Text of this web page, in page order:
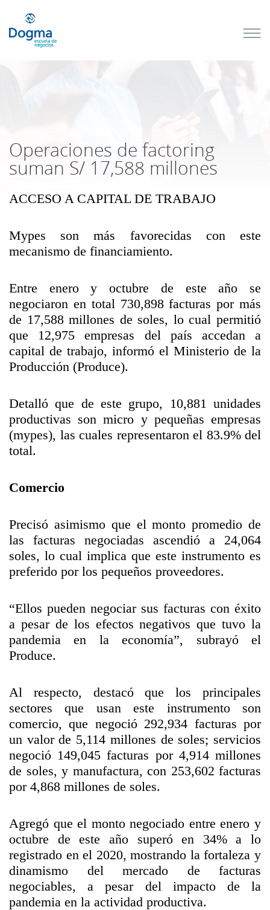
Operaciones de factoring
suman S/ 17,588 millones
ACCESO A CAPITAL DE TRABAJO
Mypes son más favorecidas con este
mecanismo de financiamiento.
Entre enero y octubre de este año se
negociaron en total 730,898 facturas por más
de 17,588 millones de soles, lo cual permitió
que 12,975 empresas del país accedan a
capital de trabajo, informó el Ministerio de la
Producción (Produce).
Detalló que de este grupo, 10,881 unidades
productivas son micro y pequeñas empresas
(mypes), las cuales representaron el 83.9% del
total.
Comercio
Precisó asimismo que el monto promedio de
las facturas negociadas ascendió a 24,064
soles, lo cual implica que este instrumento es
preferido por los pequeños proveedores.
“Ellos pueden negociar sus facturas con éxito
a pesar de los efectos negativos que tuvo la
pandemia en la economía”, subrayó el
Produce.
Al respecto, destacó que los principales
sectores que usan este instrumento son
comercio, que negoció 292,934 facturas por
un valor de 5,114 millones de soles; servicios
negoció 149,045 facturas por 4,914 millones
de soles, y manufactura, con 253,602 facturas
por 4,868 millones de soles.
Agregó que el monto negociado entre enero y
octubre de este año superó en 34% a lo
registrado en el 2020, mostrando la fortaleza y
dinamismo del mercado de facturas
negociables, a pesar del impacto de la
pandemia en la actividad productiva.
próximos
Más Cursos